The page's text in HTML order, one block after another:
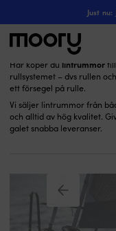
Just nu:
Sök
efter:
Här köper du lintrummor
rullsystemet – dvs rullen
ett försegel på rulle.
Vi säljer lintrummor från
och alltid av hög kvalitet.
galet snabba leveranser.